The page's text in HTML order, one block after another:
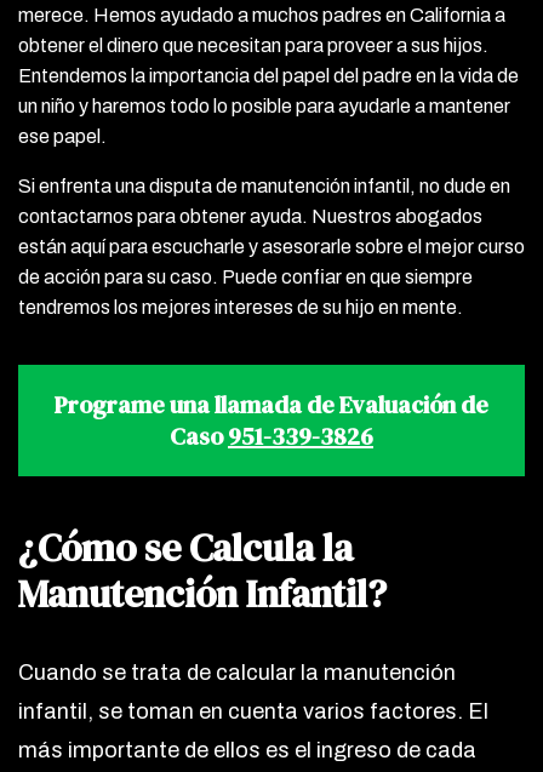
merece. Hemos ayudado a muchos padres en California a
obtener el dinero que necesitan para proveer a sus hijos.
Entendemos la importancia del papel del padre en la vida de
un niño y haremos todo lo posible para ayudarle a mantener
ese papel.
Si enfrenta una disputa de manutención infantil, no dude en
contactarnos para obtener ayuda. Nuestros abogados
están aquí para escucharle y asesorarle sobre el mejor curso
de acción para su caso. Puede confiar en que siempre
tendremos los mejores intereses de su hijo en mente.
Programe una llamada de Evaluación de
Caso951-339-3826
¿Cómo se Calcula la
Manutención Infantil?
Cuando se trata de calcular la manutención
infantil, se toman en cuenta varios factores. El
más importante de ellos es el ingreso de cada